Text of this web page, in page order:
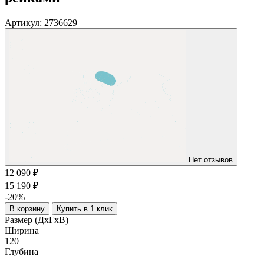
Артикул: 2736629
Нет отзывов
12 090 ₽
15 190 ₽
-20%
В корзину Купить в 1 клик
Размер (ДхГхВ)
Ширина
120
Глубина